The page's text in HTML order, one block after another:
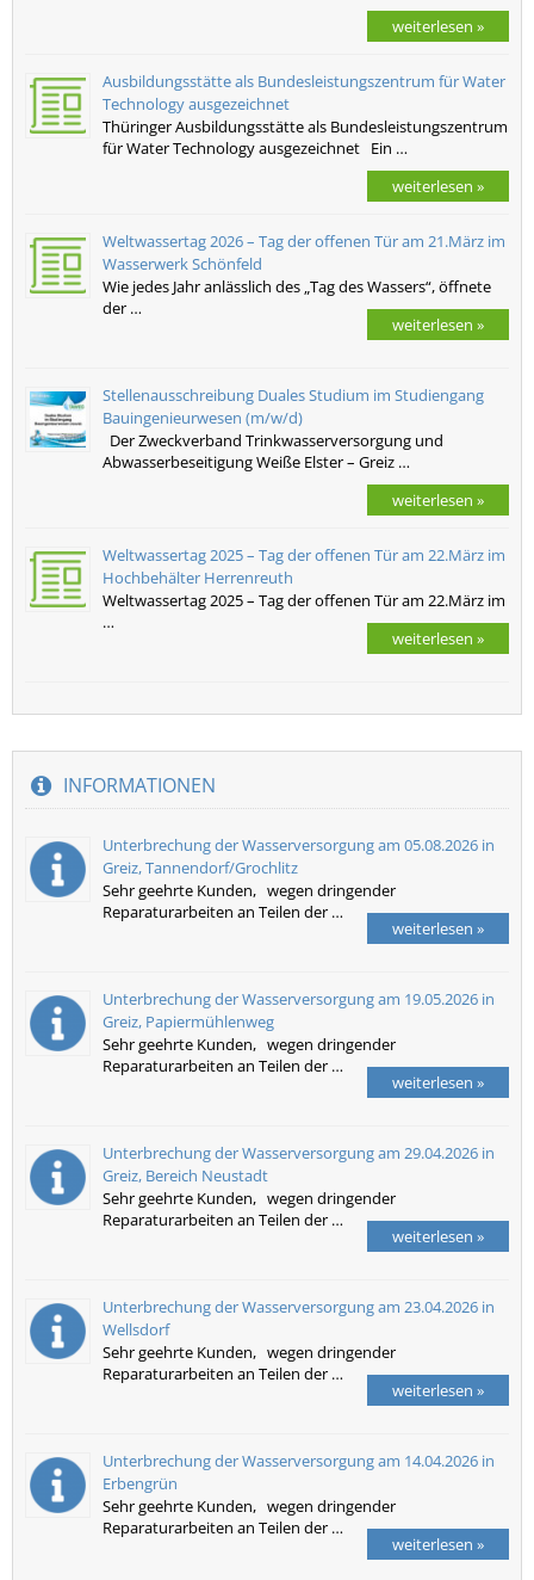
weiterlesen »
Ausbildungsstätte als Bundesleistungszentrum für Water
Technology ausgezeichnet
Thüringer Ausbildungsstätte als Bundesleistungszentrum
für Water Technology ausgezeichnet Ein …
weiterlesen »
Weltwassertag 2026 – Tag der offenen Tür am 21.März im
Wasserwerk Schönfeld
Wie jedes Jahr anlässlich des „Tag des Wassers“, öffnete
der …
weiterlesen »
Stellenausschreibung Duales Studium im Studiengang
Bauingenieurwesen (m/w/d)
Der Zweckverband Trinkwasserversorgung und
Abwasserbeseitigung Weiße Elster – Greiz …
weiterlesen »
Weltwassertag 2025 – Tag der offenen Tür am 22.März im
Hochbehälter Herrenreuth
Weltwassertag 2025 – Tag der offenen Tür am 22.März im
…
weiterlesen »
INFORMATIONEN
Unterbrechung der Wasserversorgung am 05.08.2026 in
Greiz, Tannendorf/Grochlitz
Sehr geehrte Kunden, wegen dringender
Reparaturarbeiten an Teilen der …
weiterlesen »
Unterbrechung der Wasserversorgung am 19.05.2026 in
Greiz, Papiermühlenweg
Sehr geehrte Kunden, wegen dringender
Reparaturarbeiten an Teilen der …
weiterlesen »
Unterbrechung der Wasserversorgung am 29.04.2026 in
Greiz, Bereich Neustadt
Sehr geehrte Kunden, wegen dringender
Reparaturarbeiten an Teilen der …
weiterlesen »
Unterbrechung der Wasserversorgung am 23.04.2026 in
Wellsdorf
Sehr geehrte Kunden, wegen dringender
Reparaturarbeiten an Teilen der …
weiterlesen »
Unterbrechung der Wasserversorgung am 14.04.2026 in
Erbengrün
Sehr geehrte Kunden, wegen dringender
Reparaturarbeiten an Teilen der …
weiterlesen »